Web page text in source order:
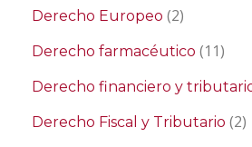
Derecho Europeo (2)
Derecho farmacéutico (11)
Derecho financiero y
Derecho Fiscal y Tributario (2)